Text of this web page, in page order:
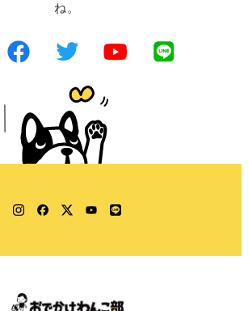
ね。
Instagram
Facebook
TwitterYouTube
LINE